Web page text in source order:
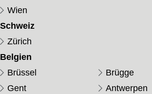
Wien
Schweiz
Zürich
Belgien
Brüssel
Brügge
Gent
Antwerpen